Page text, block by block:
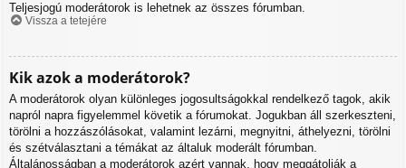
Teljesjogú moderátorok is lehetnek az összes fórumban.
Vissza a tetejére
Kik azok a moderátorok?
A moderátorok olyan különleges jogosultságokkal rendelkező tagok, akik
napról napra figyelemmel követik a fórumokat. Jogukban áll szerkeszteni,
törölni a hozzászólásokat, valamint lezárni, megnyitni, áthelyezni, törölni
és szétválasztani a témákat az általuk moderált fórumban.
Általánosságban a moderátorok azért vannak, hogy meggátolják a